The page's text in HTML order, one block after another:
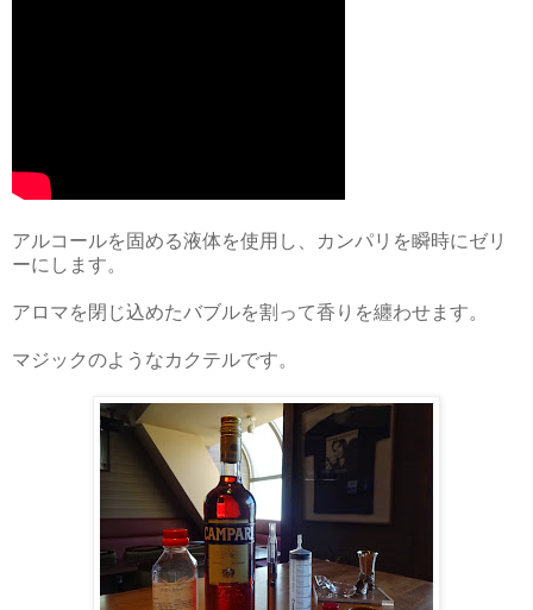
アルコールを固める液体を使用し、カンパリを瞬時にゼリ
ーにします。
アロマを閉じ込めたバブルを割って香りを纏わせます。
マジックのようなカクテルです。